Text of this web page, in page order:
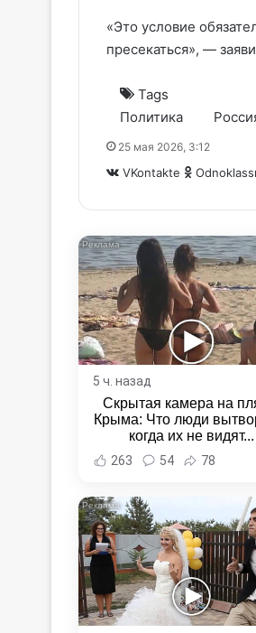
«Это условие
пресекаться», —
Tags
Политика
25 мая 2026, 3:12
VKontakte
5 ч. назад
Скрытая камера на
Крыма: Что люди
когда их не видят...
263 54 78